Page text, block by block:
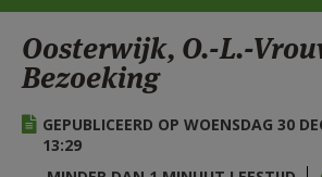
ZOEKEN
HULP
STARTPAGINA PORTAAL
Oosterwijk, O.-L.-
Bezoeking
GEPUBLICEERD OP WOENSDAG 30
13:29